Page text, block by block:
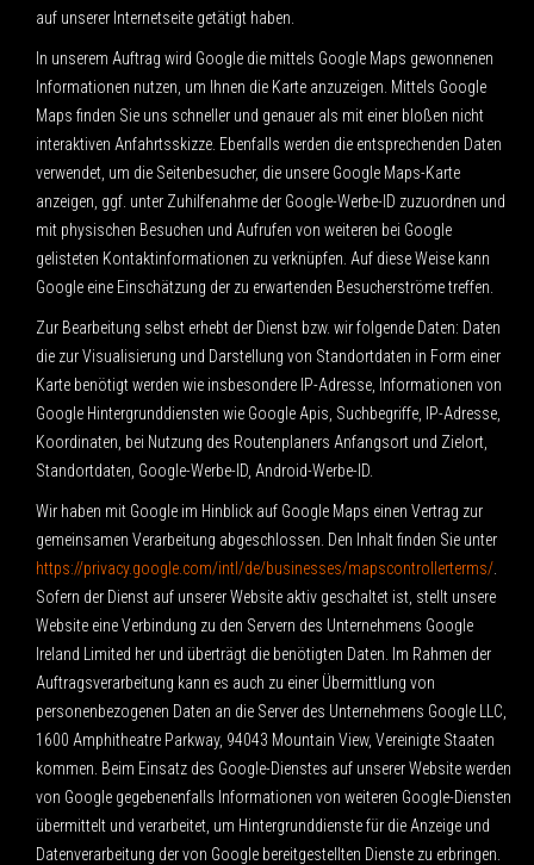
auf unserer Internetseite getätigt haben.
In unserem Auftrag wird Google die mittels Google Maps gewonnenen
Informationen nutzen, um Ihnen die Karte anzuzeigen. Mittels Google
Maps finden Sie uns schneller und genauer als mit einer bloßen nicht
interaktiven Anfahrtsskizze. Ebenfalls werden die entsprechenden Daten
verwendet, um die Seitenbesucher, die unsere Google Maps-Karte
anzeigen, ggf. unter Zuhilfenahme der Google-Werbe-ID zuzuordnen und
mit physischen Besuchen und Aufrufen von weiteren bei Google
gelisteten Kontaktinformationen zu verknüpfen. Auf diese Weise kann
Google eine Einschätzung der zu erwartenden Besucherströme treffen.
Zur Bearbeitung selbst erhebt der Dienst bzw. wir folgende Daten: Daten
die zur Visualisierung und Darstellung von Standortdaten in Form einer
Karte benötigt werden wie insbesondere IP-Adresse, Informationen von
Google Hintergrunddiensten wie Google Apis, Suchbegriffe, IP-Adresse,
Koordinaten, bei Nutzung des Routenplaners Anfangsort und Zielort,
Standortdaten, Google-Werbe-ID, Android-Werbe-ID.
Wir haben mit Google im Hinblick auf Google Maps einen Vertrag zur
gemeinsamen Verarbeitung abgeschlossen. Den Inhalt finden Sie unter
https://privacy.google.com/intl/de/businesses/mapscontrollerterms/
Sofern der Dienst auf unserer Website aktiv geschaltet ist, stellt unsere
Website eine Verbindung zu den Servern des Unternehmens Google
Ireland Limited her und überträgt die benötigten Daten. Im Rahmen der
Auftragsverarbeitung kann es auch zu einer Übermittlung von
personenbezogenen Daten an die Server des Unternehmens Google LLC,
1600 Amphitheatre Parkway, 94043 Mountain View, Vereinigte Staaten
kommen. Beim Einsatz des Google-Dienstes auf unserer Website werden
von Google gegebenenfalls Informationen von weiteren Google-Diensten
übermittelt und verarbeitet, um Hintergrunddienste für die Anzeige und
Datenverarbeitung der von Google bereitgestellten Dienste zu erbringen.